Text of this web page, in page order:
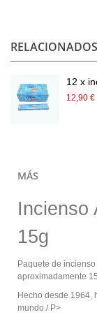
12 x
12,90 €
MÁS
Incienso
15g
Paquete de
aproximadamente
Hecho desde 1964,
mundo./ P>